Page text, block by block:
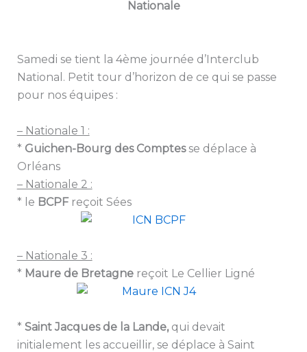
Nationale
Samedi se tient la 4ème journée d’Interclub
National. Petit tour d’horizon de ce qui se passe
pour nos équipes :
– Nationale 1 :
* Guichen-Bourg des Comptesse déplace à
Orléans
– Nationale 2 :
* le BCPFreçoit Sées
– Nationale 3 :
* Maure de Bretagnereçoit Le Cellier Ligné
* Saint Jacques de la Lande,qui devait
initialement les accueillir, se déplace à Saint